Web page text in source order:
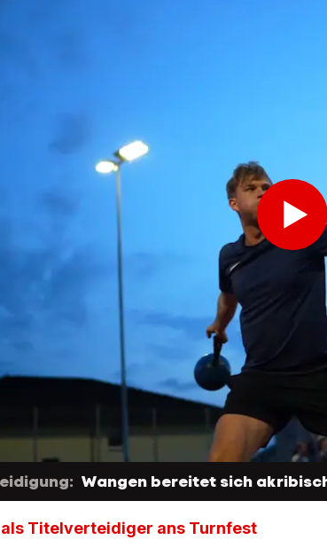
Wangen bereitet sich
Titelverteidiger ans Turnfest